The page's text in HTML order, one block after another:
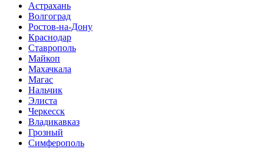
Астрахань
Волгоград
Ростов-на-Дону
Краснодар
Ставрополь
Майкоп
Махачкала
Магас
Нальчик
Элиста
Черкесск
Владикавказ
Грозный
Симферополь